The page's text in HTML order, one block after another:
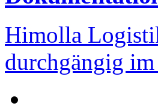
Himolla
durchgängig im